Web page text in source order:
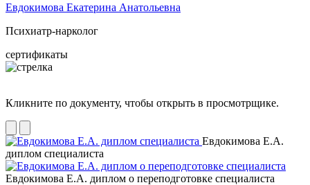
Евдокимова Екатерина Анатольевна
Психиатр-нарколог
сертификаты
Кликните по документу, чтобы открыть в просмотрщике.
Евдокимова Е.А.
диплом специалиста
Евдокимова Е.А. диплом о переподготовке специалиста